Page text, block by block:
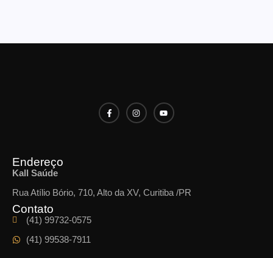
Endereço
Kall Saúde
Rua Atílio Bório, 710, Alto da XV, Curitiba /PR
Contato
(41) 99732-0575
(41) 99538-7911